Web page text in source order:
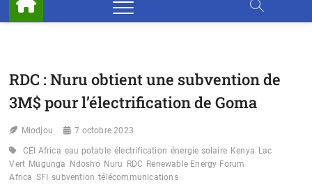
RDC : Nuru obtient une subvention de
3M$ pour l’électrification de Goma
Miodjou 7 octobre 2023
CEI Africa eau potable électrification énergie solaire Kenya Lac
Vert Mugunga Ndosho Nuru RDC Renewable Energy Forum
Africa SFI subvention télécommunications